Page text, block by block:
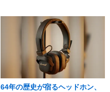
64年の歴史が宿るヘッドホン、